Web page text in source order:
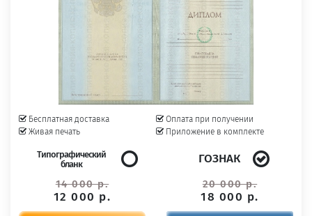
Бесплатная доставка
Живая печать
Оплата при получении
Приложение в комплекте
Типографический
бланк
14 000 р.
12 000 р.
ГОЗНАК
20 000 р.
18 000 р.